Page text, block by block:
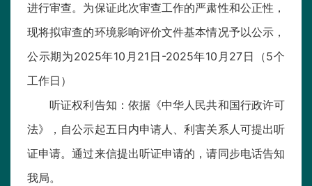
进行审查。为保证此次审查工作的严肃性和公正性，
现将拟审查的环境影响评价文件基本情况予以公示，
公示期为2025年10月21日-2025年10月27日（5个
工作日）
听证权利告知：依据《中华人民共和国行政许可
法》，自公示起五日内申请人、利害关系人可提出听
证申请。通过来信提出听证申请的，请同步电话告知
我局。